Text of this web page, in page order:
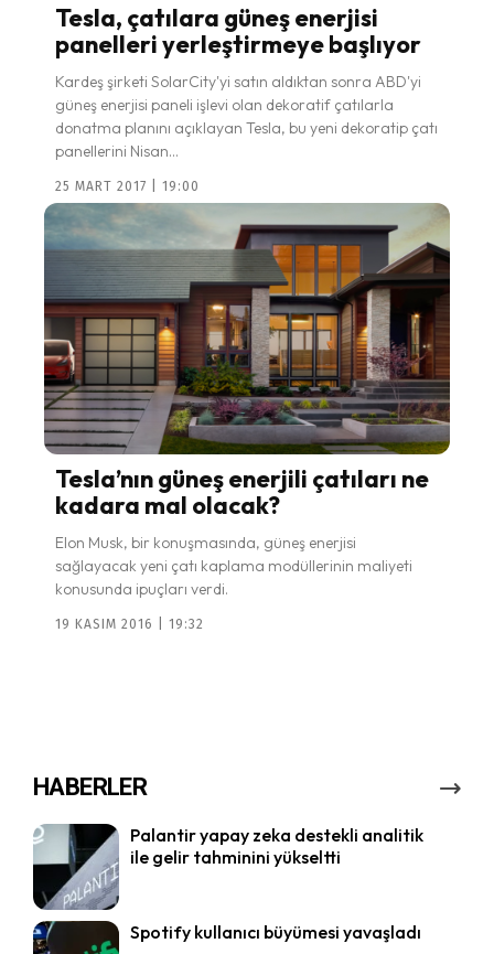
Tesla, çatılara güneş enerjisi
panelleri yerleştirmeye başlıyor
Kardeş şirketi SolarCity'yi satın aldıktan sonra ABD'yi
güneş enerjisi paneli işlevi olan dekoratif çatılarla
donatma planını açıklayan Tesla, bu yeni dekoratip çatı
panellerini Nisan...
25 MART 2017 | 19:00
Tesla’nın güneş enerjili çatıları ne
kadara mal olacak?
Elon Musk, bir konuşmasında, güneş enerjisi
sağlayacak yeni çatı kaplama modüllerinin maliyeti
konusunda ipuçları verdi.
19 KASIM 2016 | 19:32
HABERLER
Palantir yapay zeka destekli analitik
ile gelir tahminini yükseltti
Spotify kullanıcı büyümesi yavaşladı